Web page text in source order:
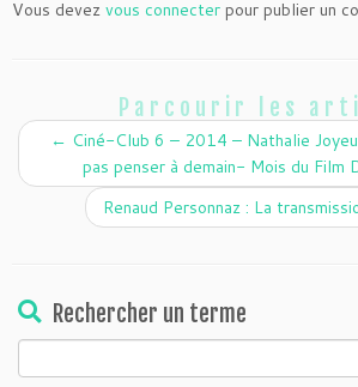
Vous devez vous connecter pour publier un
Parcourir les
← Ciné-Club 6 – 2014 – Nathalie
pas penser à demain- Mois du Film
Renaud Personnaz : La
Rechercher un terme